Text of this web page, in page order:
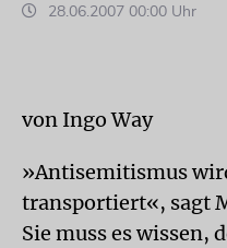
28.06.2007 00:00 Uhr
von Ingo Way
»Antisemitismus
transportiert«, sagt
Sie muss es wissen,